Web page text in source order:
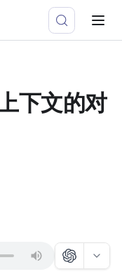
下文的对